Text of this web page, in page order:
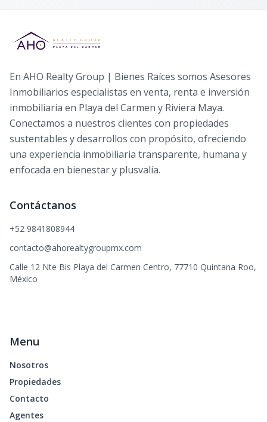
En AHO Realty Group | Bienes Raíces somos Asesores
Inmobiliarios especialistas en venta, renta e inversión
inmobiliaria en Playa del Carmen y Riviera Maya.
Conectamos a nuestros clientes con propiedades
sustentables y desarrollos con propósito, ofreciendo
una experiencia inmobiliaria transparente, humana y
enfocada en bienestar y plusvalía.
Contáctanos
+52 9841808944
contacto@ahorealtygroupmx.com
Calle 12 Nte Bis Playa del Carmen Centro, 77710 Quintana Roo,
México
Menu
Nosotros
Propiedades
Contacto
Agentes